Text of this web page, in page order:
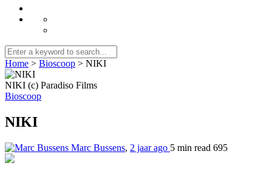
Home > Bioscoop > NIKI
NIKI (c) Paradiso Films
Bioscoop
NIKI
Marc Bussens, 2 jaar ago 5 min read 695